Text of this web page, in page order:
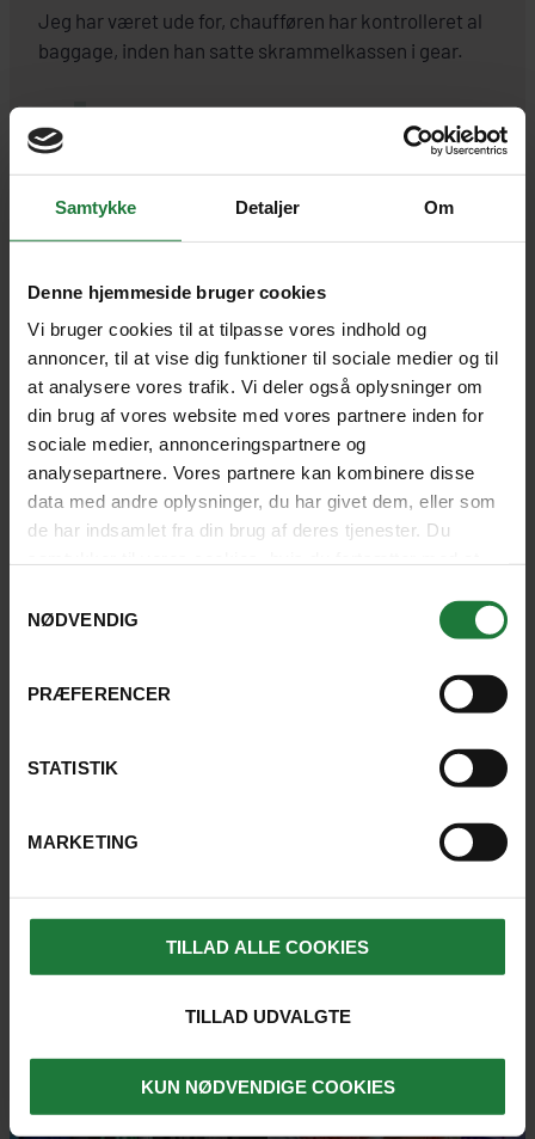
Samtykke Detaljer Om
Denne hjemmeside bruger cookies
Vi bruger cookies til at tilpasse vores indhold og
annoncer, til at vise dig funktioner til sociale medier og til
at analysere vores trafik. Vi deler også oplysninger om
din brug af vores website med vores partnere inden for
sociale medier, annonceringspartnere og
analysepartnere. Vores partnere kan kombinere disse
data med andre oplysninger, du har givet dem, eller som
de har indsamlet fra din brug af deres tjenester. Du
NØDVENDIG
PRÆFERENCER
STATISTIK
MARKETING
TILLAD ALLE COOKIES
TILLAD UDVALGTE
KUN NØDVENDIGE COOKIES
Jeg har været ude for, chaufføren har kontrolleret al
baggage, inden han satte skrammelkassen i gear.
gammel overtro, og har intet med
islam at gøre - da 90% af
burmeserne er buddhister.
sammenhæng absolut aldrig trækker et af
barndommens evindelige spørgsmål op af posen;
”Hvornår er vi der?” kan nemlig nemt føre til, at man
aldrig kommer frem.
Ydermere er det heller ikke optimalt at være i alt ni
passagerer på et hvilket som helst køretøj eller i en
båd. Der er nemlig en ånd, der alle dage har gjort krav
sten med, som repræsenterer den tiende passager;
en strategi som ånden tilsyneladende fortsat affinder